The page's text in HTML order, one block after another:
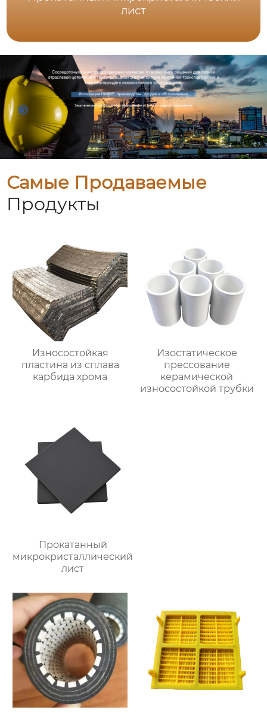
лист
Самые Продаваемые
Продукты
Износостойкая
пластина из сплава
карбида хрома
Изостатическое
прессование
керамической
износостойкой трубки
Прокатанный
микрокристаллический
лист